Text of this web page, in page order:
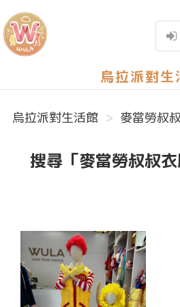
烏拉派對生活館
烏拉派對生活館 麥當勞叔
搜尋「麥當勞叔叔